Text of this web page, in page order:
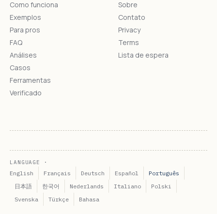
Como funciona
Exemplos
Para pros
FAQ
Análises
Casos
Ferramentas
Verificado
Sobre
Contato
Privacy
Terms
Lista de espera
LANGUAGE ·
English Français Deutsch Español
Português
日本語
한국어 Nederlands Italiano
Polski
Svenska
Türkçe Bahasa